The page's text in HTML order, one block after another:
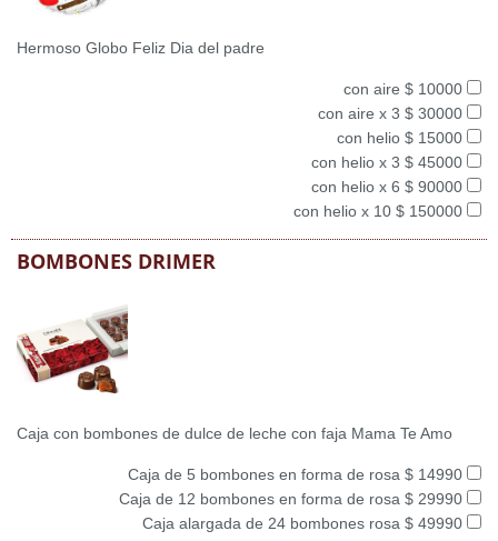
Hermoso Globo Feliz Dia del padre
con aire $ 10000
con aire x 3 $ 30000
con helio $ 15000
con helio x 3 $ 45000
con helio x 6 $ 90000
con helio x 10 $ 150000
BOMBONES DRIMER
Caja con bombones de dulce de leche con faja Mama Te Amo
Caja de 5 bombones en forma de rosa $ 14990
Caja de 12 bombones en forma de rosa $ 29990
Caja alargada de 24 bombones rosa $ 49990